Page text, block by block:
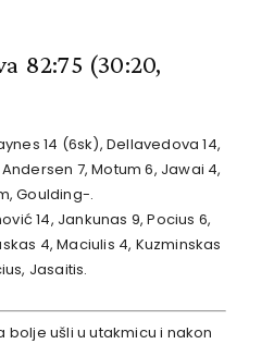
82:75 (30:20,
14 (6sk), Dellavedova 14,
7, Motum 6, Jawai 4,
Goulding-.
14, Jankunas 9, Pocius 6,
4, Maciulis 4, Kuzminskas
Jasaitis.
bolje ušli u utakmicu i nakon